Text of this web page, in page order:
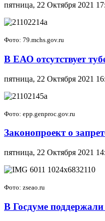
пятница, 22 Октября 2021
Фото: 79.mchs.gov.ru
В ЕАО отсутствует
пятница, 22 Октября 2021
Фото: epp.genproc.gov.ru
Законопроект о
пятница, 22 Октября 2021
Фото: zseao.ru
В Госдуме